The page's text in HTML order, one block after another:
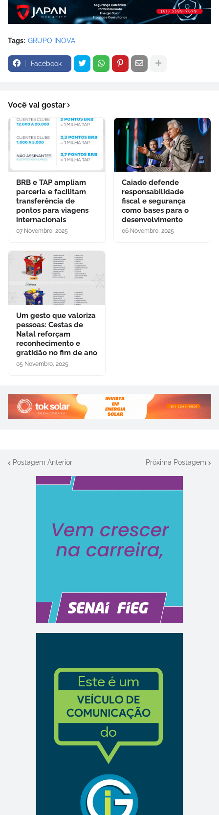
Tags: GRUPO INOVA
Facebook
Você vai gostar
BRB e TAP ampliam
parceria e facilitam
transferência de
pontos para viagens
internacionais
07 Novembro, 2025
Caiado defende
responsabilidade
fiscal e segurança
como bases para o
desenvolvimento
06 Novembro, 2025
Um gesto que valoriza
pessoas: Cestas de
Natal reforçam
reconhecimento e
gratidão no fim de ano
05 Novembro, 2025
Postagem Anterior Próxima Postagem